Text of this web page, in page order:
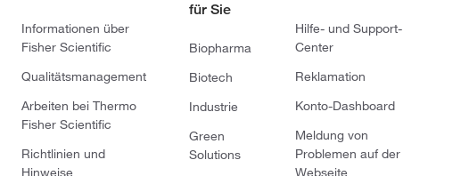
Informationen über
Fisher Scientific
Qualitätsmanagement
Arbeiten bei Thermo
Fisher Scientific
Richtlinien und
Hinweise
für Sie
Biopharma
Biotech
Industrie
Green
Solutions
Hilfe- und Support-
Center
Reklamation
Konto-Dashboard
Meldung von
Problemen auf der
Webseite